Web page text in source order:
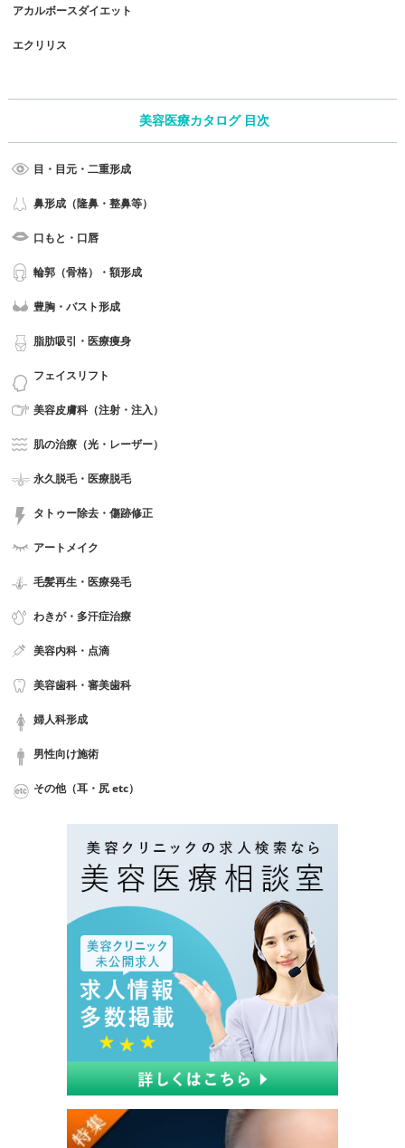
アカルボースダイエット
エクリリス
美容医療カタログ 目次
目・目元・二重形成
鼻形成（隆鼻・整鼻等）
口もと・口唇
輪郭（骨格）・額形成
豊胸・バスト形成
脂肪吸引・医療痩身
フェイスリフト
美容皮膚科（注射・注入）
肌の治療（光・レーザー）
永久脱毛・医療脱毛
タトゥー除去・傷跡修正
アートメイク
毛髪再生・医療発毛
わきが・多汗症治療
美容内科・点滴
美容歯科・審美歯科
婦人科形成
男性向け施術
その他（耳・尻 etc）